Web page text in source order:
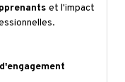
et l'impact